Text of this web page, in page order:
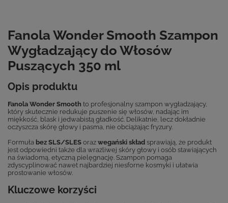
Fanola Wonder Smooth Szampon
Wygładzający do Włosów
Puszących 350 ml
Opis produktu
Fanola Wonder Smooth to profesjonalny szampon wygładzający,
który skutecznie redukuje puszenie się włosów, nadając im
miękkość, blask i jedwabistą gładkość. Delikatnie, lecz dokładnie
oczyszcza skórę głowy i pasma, nie obciążając fryzury.
Formuła bez SLS/SLES oraz wegański skład sprawiają, że produkt
jest odpowiedni także dla wrażliwej skóry głowy i osób stawiających
na świadomą, etyczną pielęgnację. Szampon pomaga
zdyscyplinować nawet najbardziej niesforne kosmyki i ułatwia
prostowanie włosów.
Kluczowe korzyści